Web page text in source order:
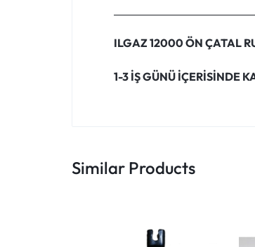
ILGAZ 12000 ÖN ÇATAL
1-3 İŞ GÜNÜ İÇERİSİNDE
Similar Products